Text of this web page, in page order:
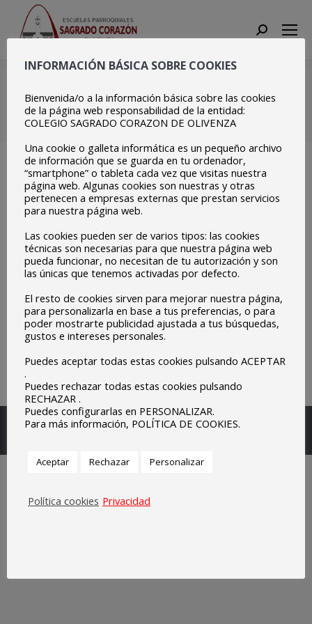
Search:
Copia de
20210225_085411
Estás aquí:
Inicio Copia de 20210225_085411
Escuelas Parroquiales Sagrado Corazón de Olivenza.
INFORMACIÓN BÁSICA SOBRE COOKIES
Bienvenida/o a la información básica sobre las cookies
de la página web responsabilidad de la entidad:
COLEGIO SAGRADO CORAZON DE OLIVENZA
Una cookie o galleta informática es un pequeño archivo
de información que se guarda en tu ordenador,
“smartphone” o tableta cada vez que visitas nuestra
página web. Algunas cookies son nuestras y otras
pertenecen a empresas externas que prestan servicios
para nuestra página web.
Las cookies pueden ser de varios tipos: las cookies
técnicas son necesarias para que nuestra página web
pueda funcionar, no necesitan de tu autorización y son
las únicas que tenemos activadas por defecto.
El resto de cookies sirven para mejorar nuestra página,
para personalizarla en base a tus preferencias, o para
poder mostrarte publicidad ajustada a tus búsquedas,
gustos e intereses personales.
Puedes aceptar todas estas cookies pulsando ACEPTAR
.
Puedes rechazar todas estas cookies pulsando
RECHAZAR .
Puedes configurarlas en PERSONALIZAR.
Para más información, POLÍTICA DE COOKIES.
Aceptar Rechazar Personalizar
Política cookies Privacidad